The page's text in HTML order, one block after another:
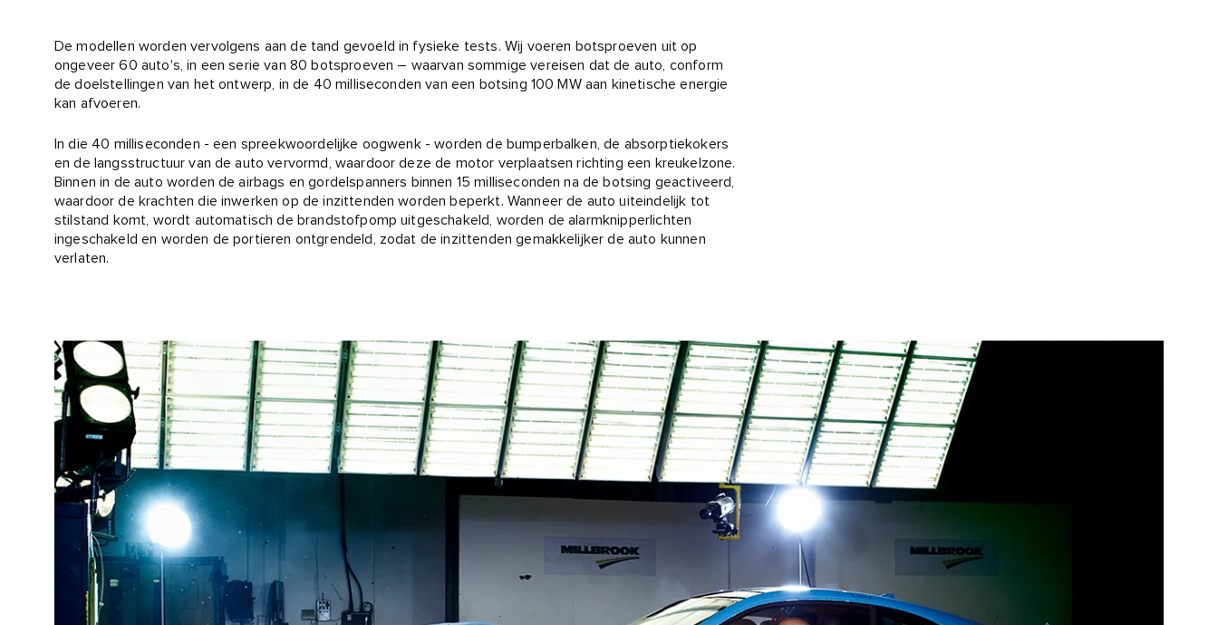
De modellen worden vervolgens aan de tand gevoeld in fysieke tests. Wij voeren botsproeven uit op
ongeveer 60 auto's, in een serie van 80 botsproeven – waarvan sommige vereisen dat de auto, conform
de doelstellingen van het ontwerp, in de 40 milliseconden van een botsing 100 MW aan kinetische energie
kan afvoeren.
In die 40 milliseconden - een spreekwoordelijke oogwenk - worden de bumperbalken, de absorptiekokers
en de langsstructuur van de auto vervormd, waardoor deze de motor verplaatsen richting een kreukelzone.
Binnen in de auto worden de airbags en gordelspanners binnen 15 milliseconden na de botsing geactiveerd,
waardoor de krachten die inwerken op de inzittenden worden beperkt. Wanneer de auto uiteindelijk tot
stilstand komt, wordt automatisch de brandstofpomp uitgeschakeld, worden de alarmknipperlichten
ingeschakeld en worden de portieren ontgrendeld, zodat de inzittenden gemakkelijker de auto kunnen
verlaten.